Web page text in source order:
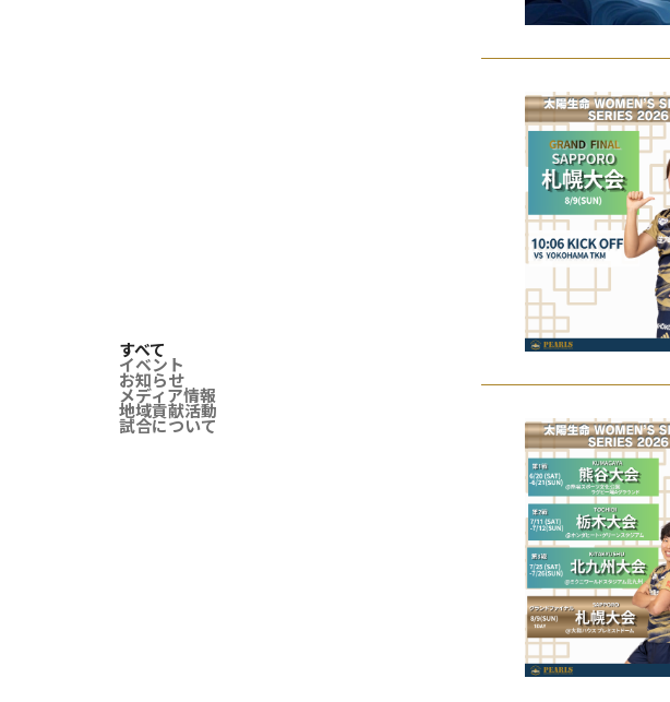
すべて
イベント
お知らせ
メディア情報
地域貢献活動
試合について